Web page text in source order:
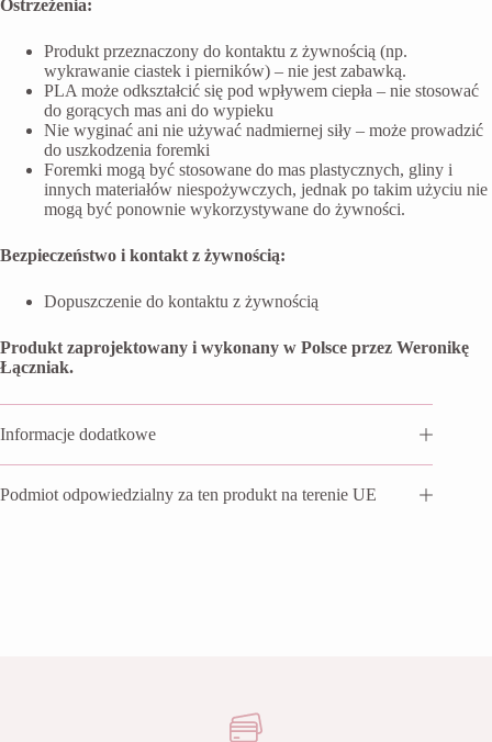
Ostrzeżenia:
Produkt przeznaczony do kontaktu z żywnością (np.
wykrawanie ciastek i pierników) – nie jest zabawką.
PLA może odkształcić się pod wpływem ciepła – nie stosować
do gorących mas ani do wypieku
Nie wyginać ani nie używać nadmiernej siły – może prowadzić
do uszkodzenia foremki
Foremki mogą być stosowane do mas plastycznych, gliny i
innych materiałów niespożywczych, jednak po takim użyciu nie
mogą być ponownie wykorzystywane do żywności.
Bezpieczeństwo i kontakt z żywnością:
Dopuszczenie do kontaktu z żywnością
Produkt zaprojektowany i wykonany w Polsce przez Weronikę
Łączniak.
Informacje dodatkowe
Podmiot odpowiedzialny za ten produkt na terenie UE